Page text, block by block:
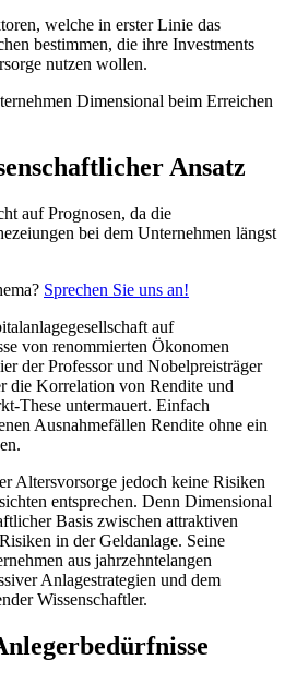
welche in erster Linie das
bestimmen, die ihre Investments
nutzen wollen.
Dimensional beim Erreichen
Ansatz
auf Prognosen, da die
bei dem Unternehmen längst
Sprechen Sie uns an!
auf
von renommierten Ökonomen
der Professor und Nobelpreisträger
die Korrelation von Rendite und
These untermauert. Einfach
Ausnahmefällen Rendite ohne ein
Altersvorsorge jedoch keine Risiken
entsprechen. Denn Dimensional
Basis zwischen attraktiven
in der Geldanlage. Seine
aus jahrzehntelangen
Anlagestrategien und dem
Wissenschaftler.